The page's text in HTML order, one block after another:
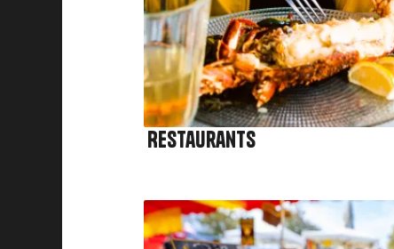
Restaurants
Image